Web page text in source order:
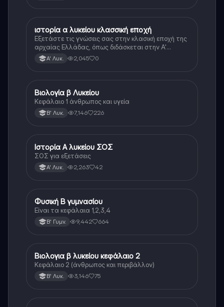
Ιστορία
ιστορία α λυκείου κλασσική εποχή
Εξετάστε τις γνώσεις σας στην κλασική εποχή της
αρχαίας Ελλάδας, όπως διδάσκεται στην Α'
Λυκείου.
Α' Λυκ. 2,045 0
Βιολογία
Βιολογία β Λυκείου
Κεφάλαιο 1 άνθρωπος και υγεία
Β' Λυκ. 7,146 226
Ιστορία
Ιστορία Α λυκείου ΣΟΣ
ΣΟΣ για εξετάσεις
Α' Λυκ. 2,263 42
Φυσική
Φυσική Β γυμνασίου
Είναι τα κεφάλαια 1,2,3,4
Β' Γυμν. 9,442 664
Βιολογία
Βιολογια β λυκείου κεφάλαιο 2
Κεφάλαιο 2 (άνθρωπος και περιβάλλον)
Β' Λυκ. 3,146 75